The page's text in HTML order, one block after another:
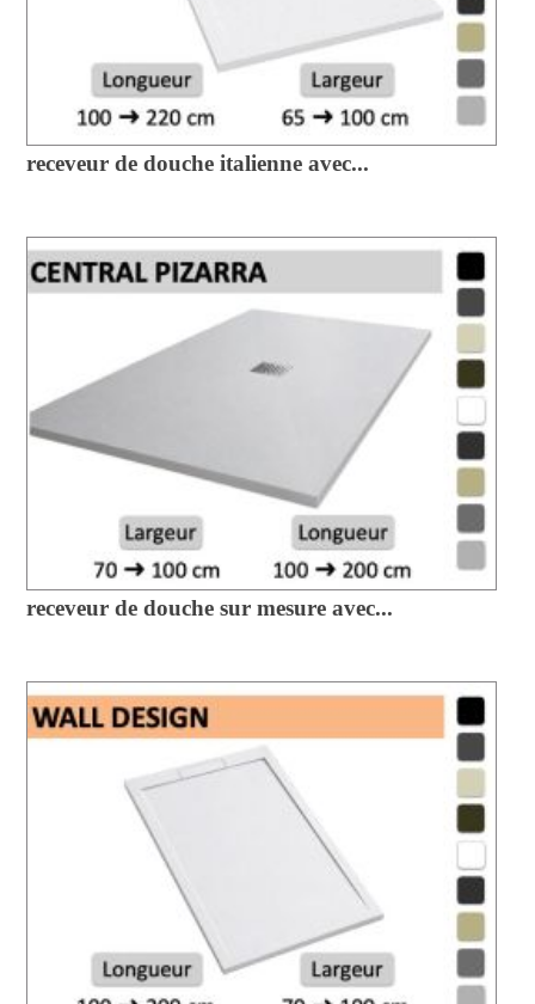
receveur de douche italienne avec...
receveur de douche sur mesure avec...